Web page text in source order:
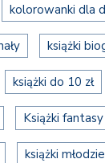
kolorowanki dla
książki
książki do 10 zł
Książki fantasy
książki